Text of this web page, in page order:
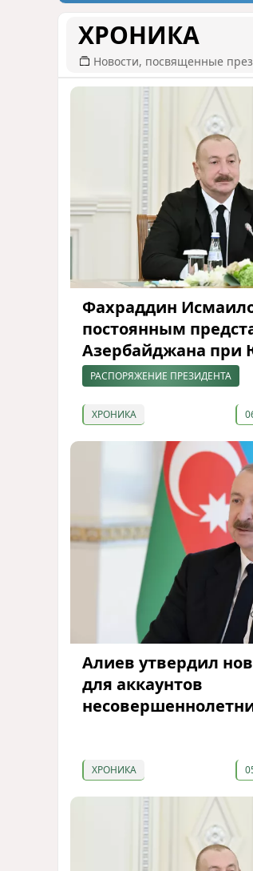
ХРОНИКА
Новости, посвященные
Фахраддин
постоянным
Азербайджана при
РАСПОРЯЖЕНИЕ ПРЕЗИДЕНТА
ХРОНИКА
Алиев утвердил
для аккаунтов
ХРОНИКА